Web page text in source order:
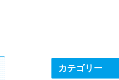
カテゴリー